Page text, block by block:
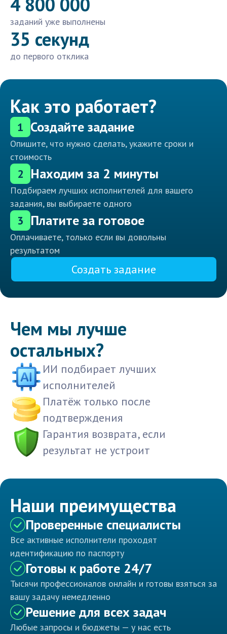
заданий уже выполнены
35 секунд
до первого отклика
Как это работает?
1 Создайте задание
Опишите, что нужно сделать, укажите сроки и
стоимость
2 Находим за 2 минуты
Подбираем лучших исполнителей для вашего
задания, вы выбираете одного
3 Платите за готовое
Оплачиваете, только если вы довольны
результатом
Создать задание
Чем мы лучше
остальных?
ИИ подбирает лучших
исполнителей
Платёж только после
подтверждения
Гарантия возврата, если
результат не устроит
Наши преимущества
Проверенные специалисты
Все активные исполнители проходят
идентификацию по паспорту
Готовы к работе 24/7
Тысячи профессионалов онлайн и готовы взяться за
вашу задачу немедленно
Решение для всех задач
Любые запросы и бюджеты — у нас есть